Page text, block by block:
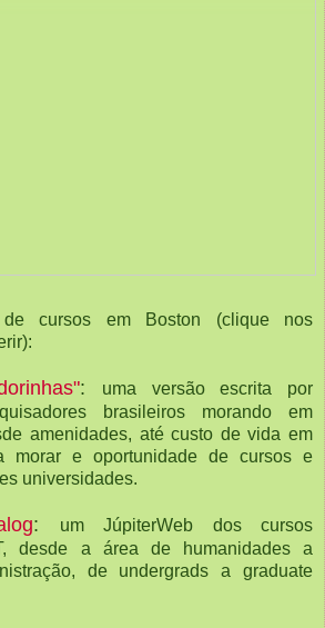
de cursos em Boston (clique nos
:
uma versão escrita por
brasileiros morando em
amenidades, até custo de vida em
morar e oportunidade de cursos e
universidades.
:
um JúpiterWeb dos cursos
desde a área de humanidades a
de undergrads a graduate